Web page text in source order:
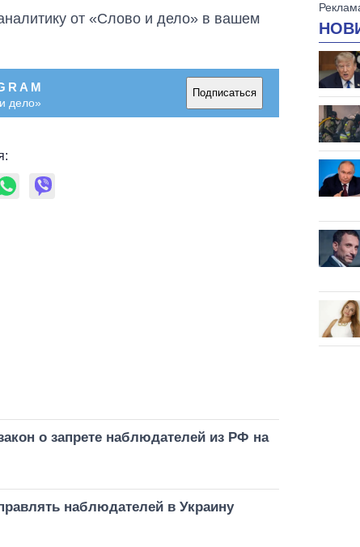
от «Слово и дело» в вашем
дело»
Подписаться
о запрете наблюдателей из РФ на
наблюдателей в Украину